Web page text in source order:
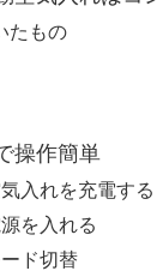
たもの
操作簡単
気入れを充電する
源を入れる
ード切替